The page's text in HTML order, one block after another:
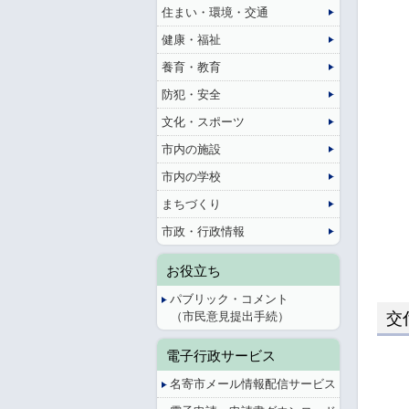
交
住まい・環境・交通
健康・福祉
養育・教育
防犯・安全
文化・スポーツ
市内の施設
市内の学校
まちづくり
市政・行政情報
お役立ち
パブリック・コメント
（市民意見提出手続）
電子行政サービス
名寄市メール情報配信サービス